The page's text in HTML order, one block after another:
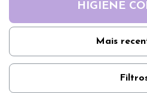
HIGIENE
Mais